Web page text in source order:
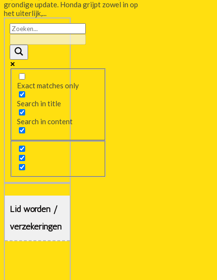
grondige update. Honda grijpt zowel in op
het uiterlijk,...
Exact matches only
Search in title
Search in content
Lid worden /
verzekeringen